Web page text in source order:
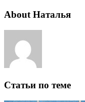
About Наталья
Статьи по теме